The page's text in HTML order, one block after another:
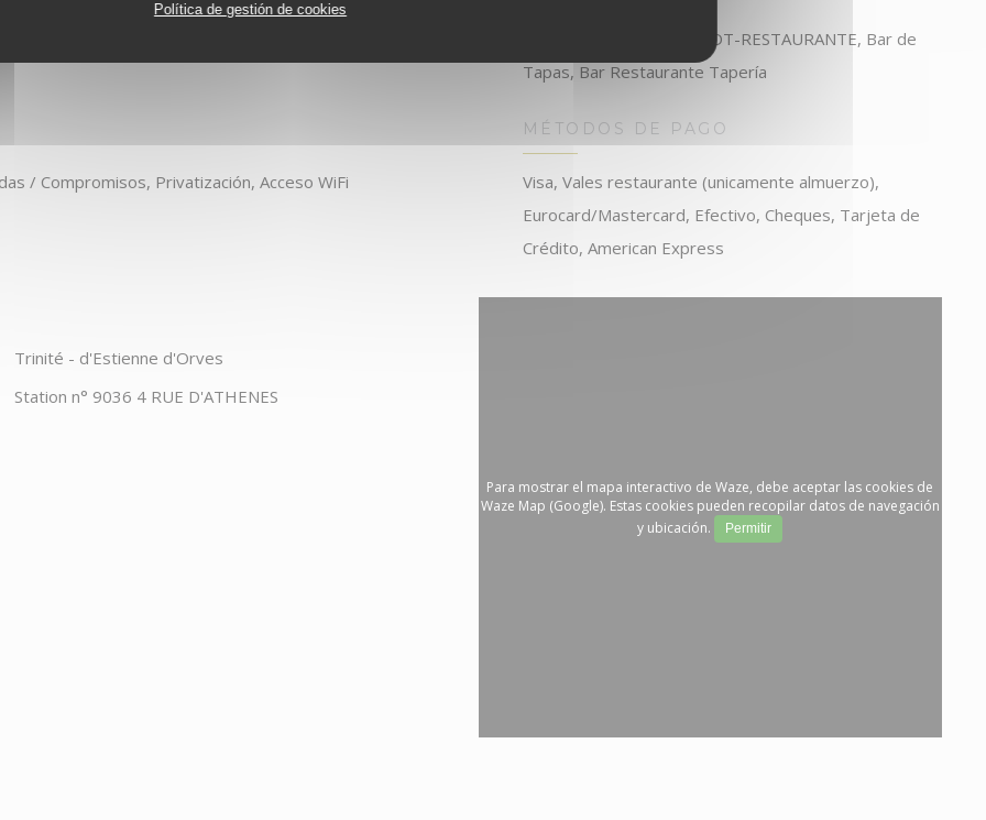
Política de gestión de cookies
BARRA DE VINOS-BISTROT-RESTAURANTE, Bar de
Tapas, Bar Restaurante Tapería
/ Compromisos, Privatización, Acceso WiFi
MÉTODOS DE PAGO
Visa, Vales restaurante (unicamente almuerzo),
Eurocard/Mastercard, Efectivo, Cheques, Tarjeta de
Crédito, American Express
Trinité - d'Estienne d'Orves
Station n° 9036 4 RUE D'ATHENES
Para mostrar el mapa interactivo de Waze, debe aceptar las cookies de
Waze Map (Google). Estas cookies pueden recopilar datos de navegación
y ubicación.
Permitir